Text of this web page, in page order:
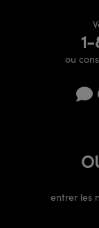
ou
entrer les